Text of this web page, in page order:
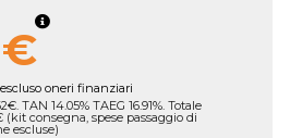
oneri finanziari
TAN 14.05% TAEG 16.91%. Totale
(kit consegna, spese passaggio di
escluse)